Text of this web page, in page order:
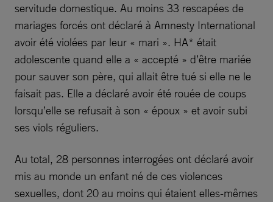
servitude domestique. Au moins 33 rescapées de
mariages forcés ont déclaré à Amnesty International
avoir été violées par leur « mari ». HA* était
adolescente quand elle a « accepté » d’être mariée
pour sauver son père, qui allait être tué si elle ne le
faisait pas. Elle a déclaré avoir été rouée de coups
lorsqu’elle se refusait à son « époux » et avoir subi
ses viols réguliers.
Au total, 28 personnes interrogées ont déclaré avoir
mis au monde un enfant né de ces violences
sexuelles, dont 20 au moins qui étaient elles-mêmes